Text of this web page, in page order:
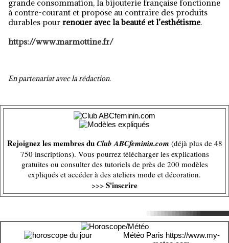
grande consommation, la bijouterie française fonctionne
à contre-courant et propose au contraire des produits
durables pour renouer avec la beauté et l’esthétisme.
https://www.marmottine.fr/
En partenariat avec la rédaction.
Rejoignez les membres duClub ABCfeminin.com (déjà plus de 48
750 inscriptions). Vous pourrez télécharger les explications
gratuites ou consulter des tutoriels de près de 200 modèles
expliqués et accéder à des ateliers mode et décoration.
>>> S'inscrire
Météo Paris https://www.my-